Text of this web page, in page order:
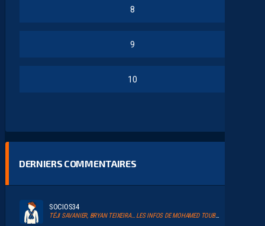
8
9
10
DERNIERS COMMENTAIRES
SOCIOS34
TÉJI SAVANIER, BRYAN TEIXEIRA… LES INFOS DE MOHAMED TOUBACHE-TER